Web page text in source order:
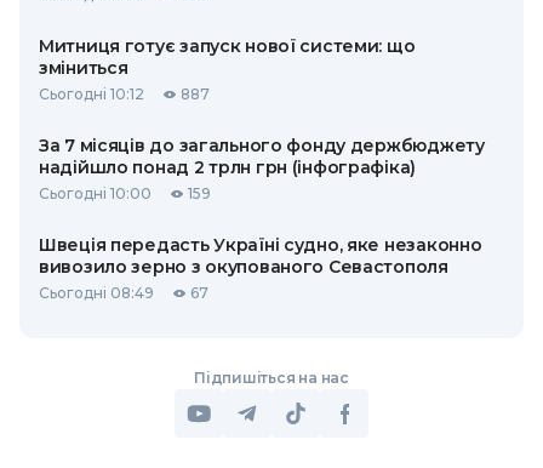
Митниця готує запуск нової системи: що
зміниться
Сьогодні 10:12 887
За 7 місяців до загального фонду держбюджету
надійшло понад 2 трлн грн (інфографіка)
Сьогодні 10:00 159
Швеція передасть Україні судно, яке незаконно
вивозило зерно з окупованого Севастополя
Сьогодні 08:49 67
Підпишіться на нас